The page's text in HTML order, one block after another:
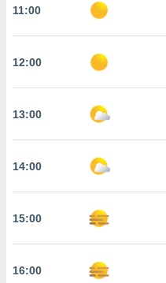
se
o
Puedes
acceder a
11:00
12:00
13:00
14:00
15:00
16:00